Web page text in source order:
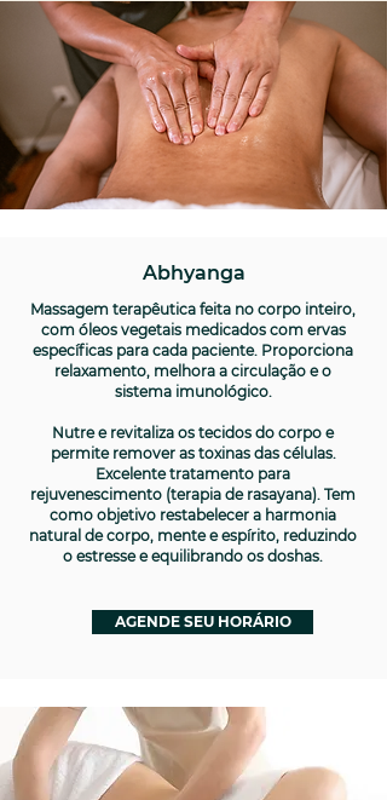
Abhyanga
Massagem terapêutica feita no corpo inteiro,
com óleos vegetais medicados com ervas
específicas para cada paciente. Proporciona
relaxamento, melhora a circulação e o
sistema imunológico.
Nutre e revitaliza os tecidos do corpo e
permite remover as toxinas das células.
Excelente tratamento para
rejuvenescimento (terapia de rasayana). Tem
como objetivo restabelecer a harmonia
natural de corpo, mente e espírito, reduzindo
o estresse e equilibrando os doshas.
AGENDE SEU HORÁRIO